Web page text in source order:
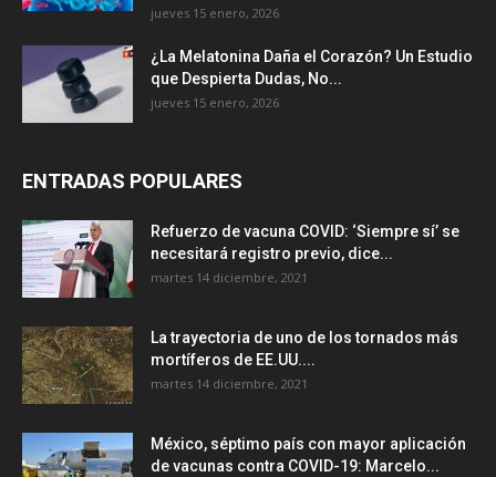
jueves 15 enero, 2026
¿La Melatonina Daña el Corazón? Un Estudio
que Despierta Dudas, No...
jueves 15 enero, 2026
ENTRADAS POPULARES
Refuerzo de vacuna COVID: ‘Siempre sí’ se
necesitará registro previo, dice...
martes 14 diciembre, 2021
La trayectoria de uno de los tornados más
mortíferos de EE.UU....
martes 14 diciembre, 2021
México, séptimo país con mayor aplicación
de vacunas contra COVID-19: Marcelo...